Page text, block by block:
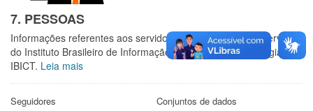
7. PESSOAS
Informações referentes aos servidores e prestadores de serviços
do Instituto Brasileiro de Informação em Ciência e Tecnologia -
IBICT. Leia mais
Seguidores Conjuntos de dados